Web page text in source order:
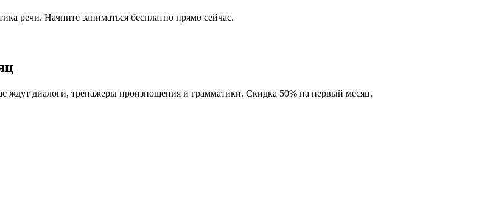
речи. Начните заниматься бесплатно прямо сейчас.
ждут диалоги, тренажеры произношения и грамматики. Скидка 50% на первый месяц.